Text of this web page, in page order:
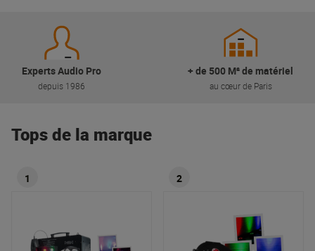
Experts Audio Pro
depuis 1986
+ de 500 M² de matériel
au cœur de Paris
Tops de la marque
1 2